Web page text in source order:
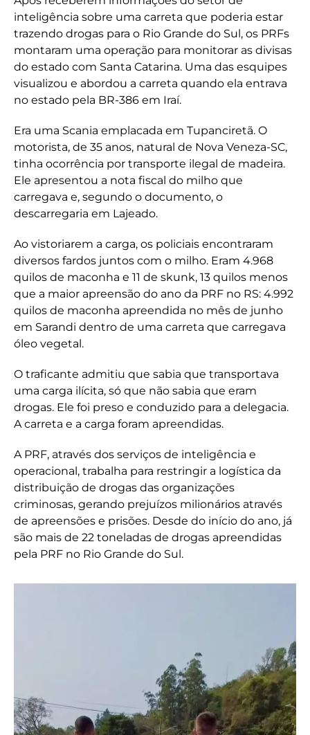
inteligência sobre uma carreta que poderia estar
trazendo drogas para o Rio Grande do Sul, os PRFs
montaram uma operação para monitorar as divisas
do estado com Santa Catarina. Uma das esquipes
visualizou e abordou a carreta quando ela entrava
no estado pela BR-386 em Iraí.
Era uma Scania emplacada em Tupanciretã. O
motorista, de 35 anos, natural de Nova Veneza-SC,
tinha ocorrência por transporte ilegal de madeira.
Ele apresentou a nota fiscal do milho que
carregava e, segundo o documento, o
descarregaria em Lajeado.
Ao vistoriarem a carga, os policiais encontraram
diversos fardos juntos com o milho. Eram 4.968
quilos de maconha e 11 de skunk, 13 quilos menos
que a maior apreensão do ano da PRF no RS: 4.992
quilos de maconha apreendida no mês de junho
em Sarandi dentro de uma carreta que carregava
óleo vegetal.
O traficante admitiu que sabia que transportava
uma carga ilícita, só que não sabia que eram
drogas. Ele foi preso e conduzido para a delegacia.
A carreta e a carga foram apreendidas.
A PRF, através dos serviços de inteligência e
operacional, trabalha para restringir a logística da
distribuição de drogas das organizações
criminosas, gerando prejuízos milionários através
de apreensões e prisões. Desde do início do ano, já
são mais de 22 toneladas de drogas apreendidas
pela PRF no Rio Grande do Sul.